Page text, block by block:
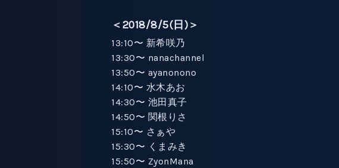
＜2018/8/5(日)＞
13:10〜 新希咲乃
13:30〜 nanachannel
13:50〜 ayanonono
14:10〜 水木あお
14:30〜 池田真子
14:50〜 関根りさ
15:10〜 さぁや
15:30〜 くまみき
15:50〜 ZyonMana